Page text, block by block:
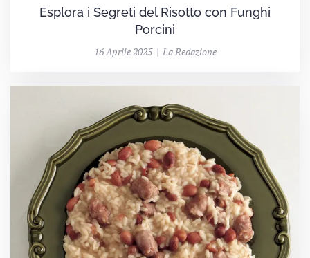
Esplora i Segreti del Risotto con Funghi
Porcini
16 Aprile 2025 | La Redazione